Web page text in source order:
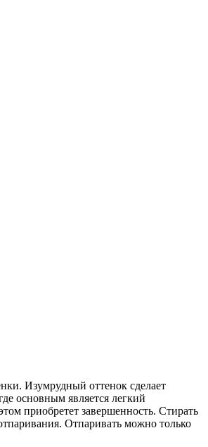
Изумрудный оттенок сделает
основным является легкий
приобретет завершенность. Стирать
Отпаривать можно только